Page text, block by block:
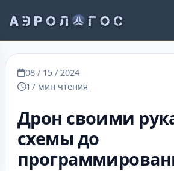
08 / 15 / 2024
17 мин чтения
Дрон своими
схемы до